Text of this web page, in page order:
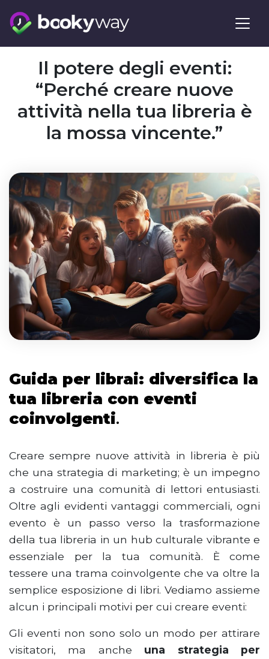
content
Il potere degli eventi:
“Perché creare nuove
attività nella tua libreria è
la mossa vincente.”
Guida per librai: diversifica la
tua libreria con eventi
coinvolgenti.
Creare sempre nuove attività in libreria è più
che una strategia di marketing; è un impegno
a costruire una comunità di lettori entusiasti.
Oltre agli evidenti vantaggi commerciali, ogni
evento è un passo verso la trasformazione
della tua libreria in un hub culturale vibrante e
essenziale per la tua comunità. È come
tessere una trama coinvolgente che va oltre la
semplice esposizione di libri. Vediamo assieme
alcun i principali motivi per cui creare eventi:
Gli eventi non sono solo un modo per attirare
visitatori, ma anche una strategia per